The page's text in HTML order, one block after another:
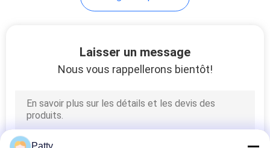
Laisser un message
Nous vous rappellerons bientôt!
Patty